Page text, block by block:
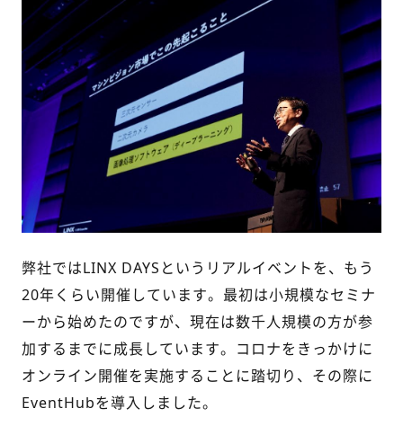
弊社ではLINX DAYSというリアルイベントを、もう
20年くらい開催しています。最初は小規模なセミナ
ーから始めたのですが、現在は数千人規模の方が参
加するまでに成長しています。コロナをきっかけに
オンライン開催を実施することに踏切り、その際に
EventHubを導入しました。